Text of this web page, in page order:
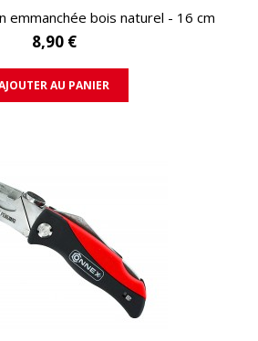
APERÇU RAPIDE
emmanchée bois naturel - 16 cm
8,90 €
AU PANIER